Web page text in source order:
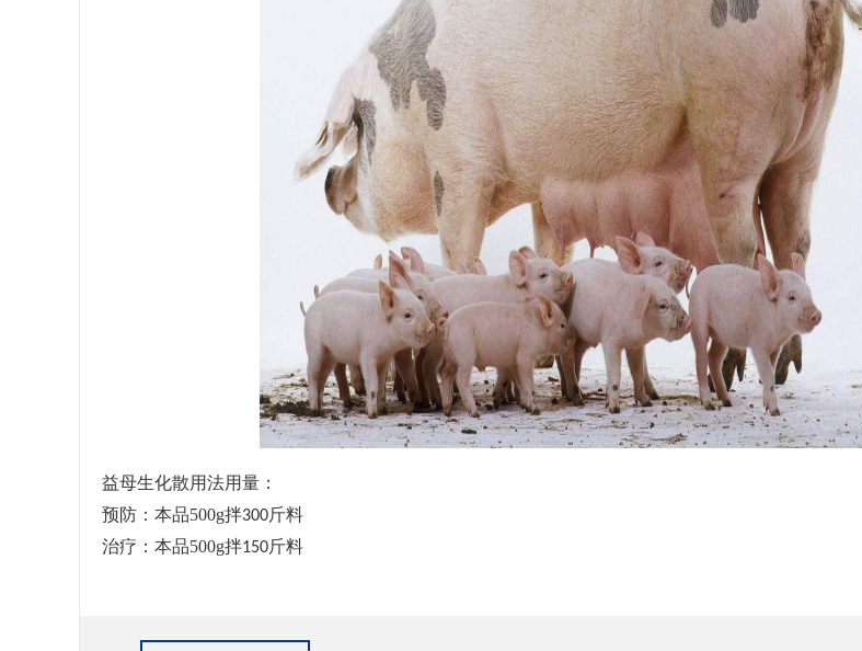
益母生化散用法用量：
预防：本品500g拌300斤料
治疗：本品500g拌150斤料